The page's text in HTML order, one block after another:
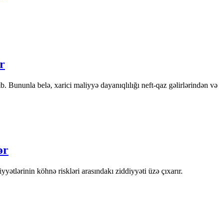
Bununla belə, xarici maliyyə dayanıqlılığı neft-qaz gəlirlərindən və
köhnə riskləri arasındakı ziddiyyəti üzə çıxarır.